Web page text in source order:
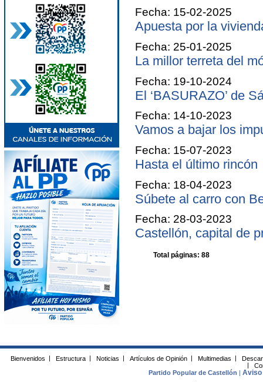
Fecha: 15-02-2025
Apuesta por la
Fecha: 25-01-2025
La millor terreta del
Fecha: 19-10-2024
El ‘BASURAZO’ de
Fecha: 14-10-2023
Vamos a bajar los
Fecha: 15-07-2023
Hasta el último rincón
Fecha: 18-04-2023
Súbete al carro con
Fecha: 28-03-2023
Castellón, capital de
Total páginas: 88
Bienvenidos | Estructura | Noticias | Artículos de Opinión | Multimedias |
|
Partido Popular de Castellón |Aviso